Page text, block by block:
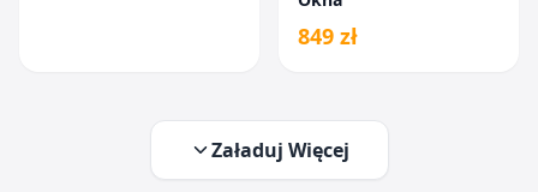
849 zł
Załaduj Więcej